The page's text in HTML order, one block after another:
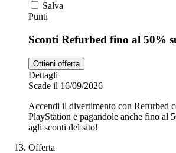
Salva
Punti
Sconti Refurbed fino al 50%
Ottieni offerta
Dettagli
Scade il 16/09/2026
Accendi il divertimento con Refurbed
PlayStation e pagandole anche fino al
agli sconti del sito!
Offerta